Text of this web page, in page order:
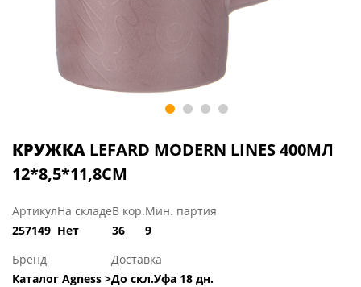
КРУЖКА LEFARD MODERN LINES 400МЛ
12*8,5*11,8СМ
Артикул
257149
На складе
Нет
В кор.
36
Мин. партия
9
Бренд
Каталог Agness >
Доставка
До скл.Уфа 18 дн.